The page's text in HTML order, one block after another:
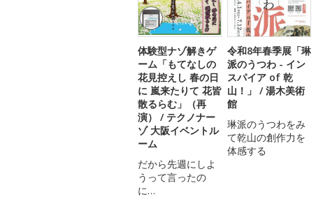
体験型ナゾ解きゲ
ーム「もてなしの
花見控えし 春の日
に 嵐来たりて 花皆
散るらむ」（再
演） / テクノナー
ゾ 大阪イベントル
ーム
だから先週にしよ
うって言ったの
に…
令和8年春季展「琳
派のうつわ - イン
スパイア of 乾
山！」 / 湯木美術
館
琳派のうつわをみ
て乾山の創作力を
体感する